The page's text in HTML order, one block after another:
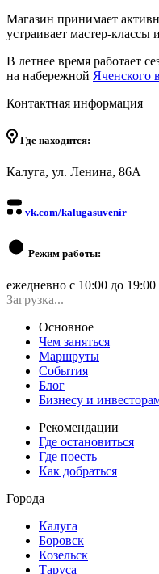
Магазин принимает
устраивает мастер-классы
В летнее время работает
на набережной Яченского
Контактная информация
Где находится:
Калуга, ул. Ленина, 86А
vk.com/kalugasuvenir
Режим работы:
ежедневно с 10:00 до 19:00
Загрузка...
Основное
Чем заняться
Маршруты
События
Блог
Бизнесу и
Рекомендации
Где остановиться
Где поесть
Как добраться
Города
Калуга
Боровск
Козельск
Таруса